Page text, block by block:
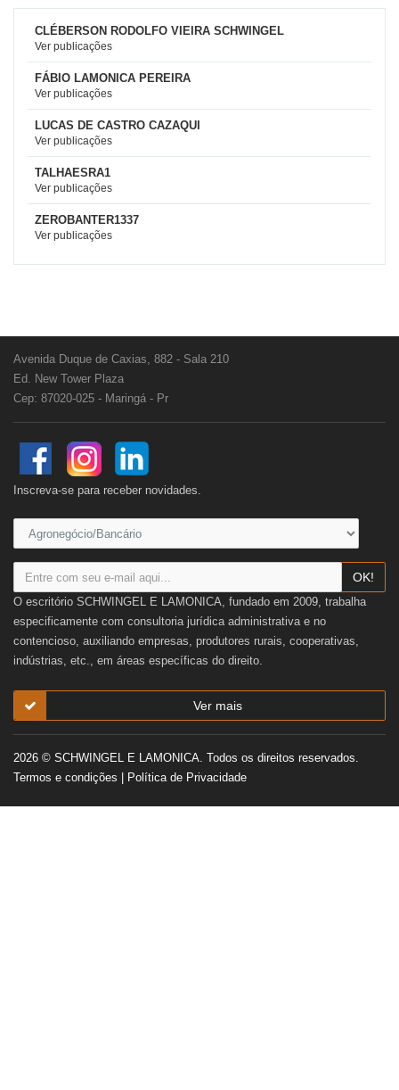
CLÉBERSON RODOLFO VIEIRA SCHWINGEL
Ver publicações
FÁBIO LAMONICA PEREIRA
Ver publicações
LUCAS DE CASTRO CAZAQUI
Ver publicações
TALHAESRA1
Ver publicações
ZEROBANTER1337
Ver publicações
Avenida Duque de Caxias, 882 - Sala 210
Ed. New Tower Plaza
Cep: 87020-025 - Maringá - Pr
Inscreva-se para receber novidades.
OK!
O escritório SCHWINGEL E LAMONICA, fundado em 2009, trabalha
especificamente com consultoria jurídica administrativa e no
contencioso, auxiliando empresas, produtores rurais, cooperativas,
indústrias, etc., em áreas específicas do direito.
Ver mais
2026 © SCHWINGEL E LAMONICA. Todos os direitos reservados.
Termos e condições
Política de Privacidade